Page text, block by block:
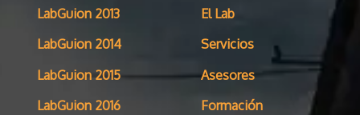
LabGuion 2013
LabGuion 2014
LabGuion 2015
LabGuion 2016
El Lab
Servicios
Asesores
Formación